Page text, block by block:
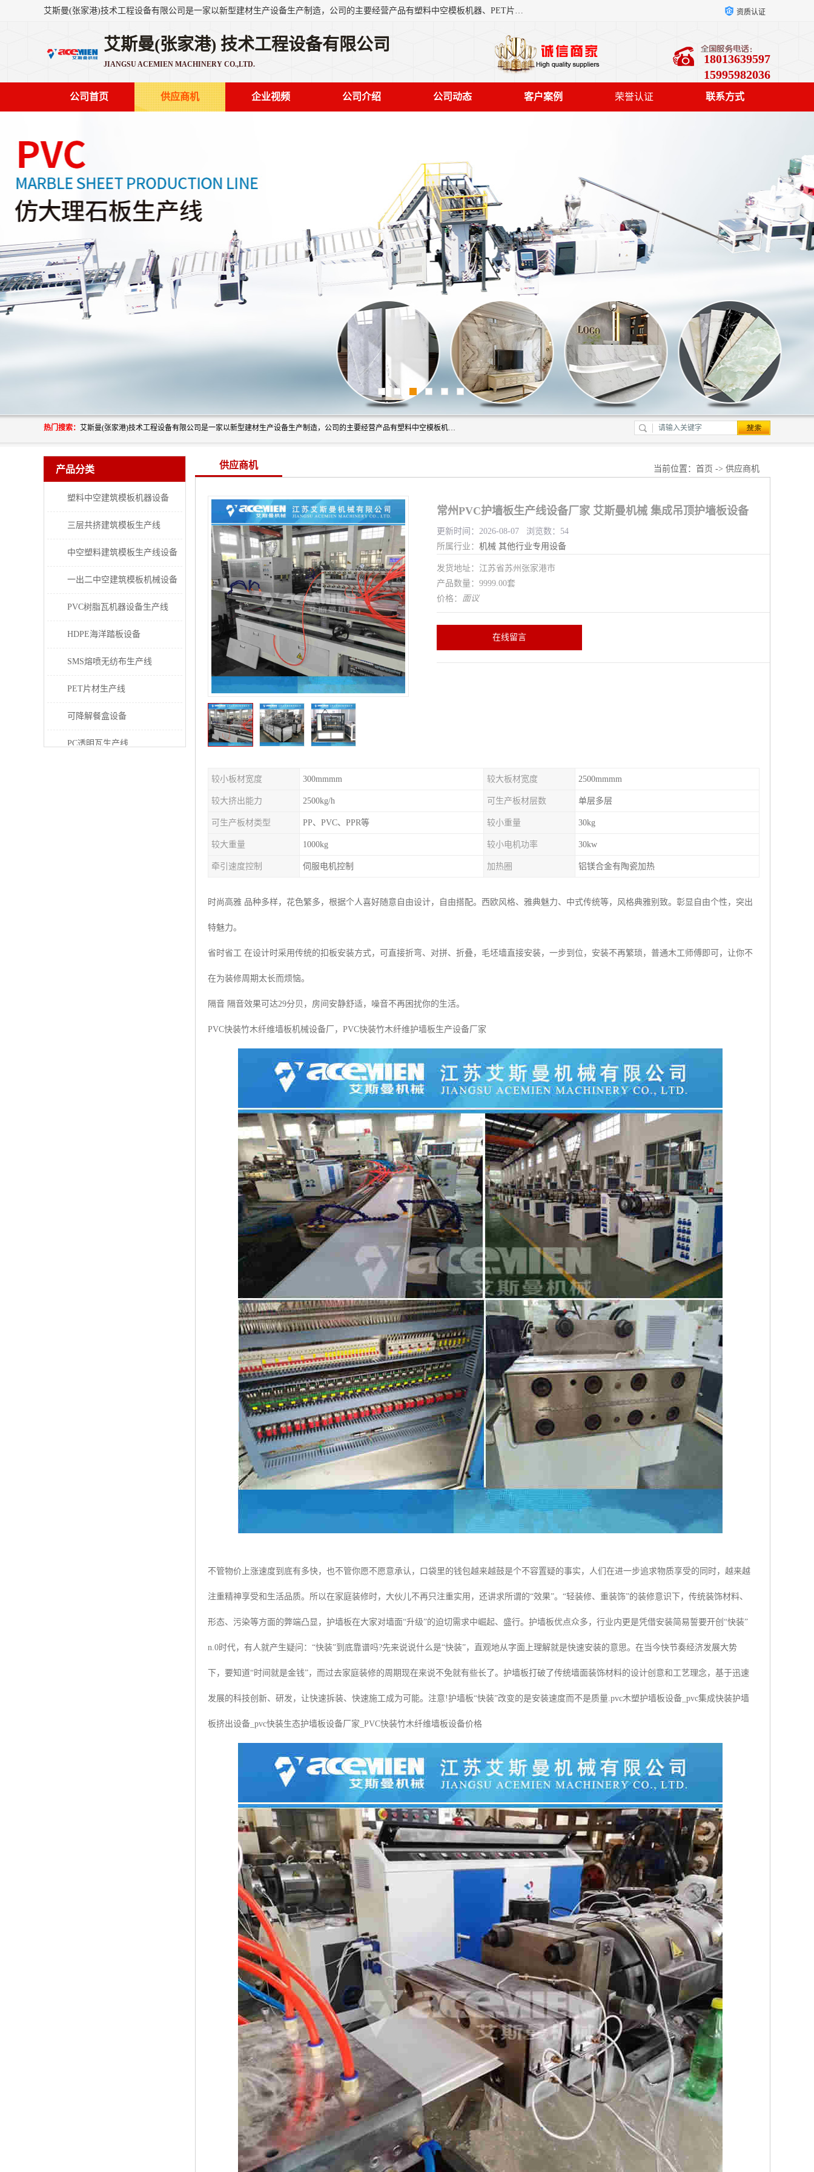
艾斯曼(张家港)技术工程设备有限公司是一家以新型建材生产设备生产制造，公司的主要经营产品有塑料中空模板机器、PET片材设备、可降解餐盒设备、树脂瓦设备、管材生产线、琉璃瓦设备等，艾斯曼机械在国内及国外享有较高盛誉拥有众多长期合作的老客户。 资质认证
艾斯曼(张家港) 技术工程设备有限公司
JIANGSU ACEMIEN MACHINERY CO.,LTD.
18013639597
15995982036
公司首页 供应商机 企业视频 公司介绍 公司动态 客户案例 荣誉认证 联系方式
热门搜索： 艾斯曼(张家港)技术工程设备有限公司是一家以新型建材生产设备生产制造，公司的主要经营产品有塑料中空模板机器、PET片材设备、可降解餐盒设备、树脂瓦设备、管材生产线、琉璃瓦设备等，艾斯曼机械在国内及国外享有较高盛誉拥有众多长期合作的老客户。
产品分类
塑料中空建筑模板机器设备
三层共挤建筑模板生产线
中空塑料建筑模板生产线设备
一出二中空建筑模板机械设备
PVC树脂瓦机器设备生产线
HDPE海洋踏板设备
SMS熔喷无纺布生产线
PET片材生产线
可降解餐盒设备
PC透明瓦生产线
供应商机 当前位置： 首页 -> 供应商机
常州PVC护墙板生产线设备厂家 艾斯曼机械 集成吊顶护墙板设备
更新时间：2026-08-07 浏览数：54
所属行业： 机械 其他行业专用设备
发货地址：江苏省苏州张家港市
产品数量：9999.00套
价格： 面议
在线留言
较小板材宽度 300mmmm 较大板材宽度 2500mmmm
较大挤出能力 2500kg/h 可生产板材层数 单层多层
可生产板材类型 PP、PVC、PPR等 较小重量 30kg
较大重量 1000kg 较小电机功率 30kw
牵引速度控制 伺服电机控制 加热圈 铝镁合金有陶瓷加热
时尚高雅 品种多样，花色繁多，根据个人喜好随意自由设计，自由搭配。西欧风格、雅典魅力、中式传统等，风格典雅别致。彰显自由个性，突出
特魅力。
省时省工 在设计时采用传统的扣板安装方式，可直接折弯、对拼、折叠，毛坯墙直接安装，一步到位，安装不再繁琐，普通木工师傅即可，让你不
在为装修周期太长而烦恼。
隔音 隔音效果可达29分贝，房间安静舒适，噪音不再困扰你的生活。
PVC快装竹木纤维墙板机械设备厂，PVC快装竹木纤维护墙板生产设备厂家
不管物价上涨速度到底有多快，也不管你愿不愿意承认，口袋里的钱包越来越鼓是个不容置疑的事实，人们在进一步追求物质享受的同时，越来越
注重精神享受和生活品质。所以在家庭装修时，大伙儿不再只注重实用，还讲求所谓的“效果”。“轻装修、重装饰”的装修意识下，传统装饰材料、
形态、污染等方面的弊端凸显，护墙板在大家对墙面“升级”的迫切需求中崛起、盛行。护墙板优点众多，行业内更是凭借安装简易誓要开创“快装”
n.0时代，有人就产生疑问：“快装”到底靠谱吗?先来说说什么是“快装”，直观地从字面上理解就是快速安装的意思。在当今快节奏经济发展大势
下，要知道“时间就是金钱”，而过去家庭装修的周期现在来说不免就有些长了。护墙板打破了传统墙面装饰材料的设计创意和工艺理念，基于迅速
发展的科技创新、研发，让快速拆装、快速施工成为可能。注意!护墙板“快装”改变的是安装速度而不是质量.pvc木塑护墙板设备_pvc集成快装护墙
板挤出设备_pvc快装生态护墙板设备厂家_PVC快装竹木纤维墙板设备价格